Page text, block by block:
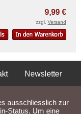
9,99 €
zzgl. Versand
Newsletter
ausschliesslich zur
Status. Um eine